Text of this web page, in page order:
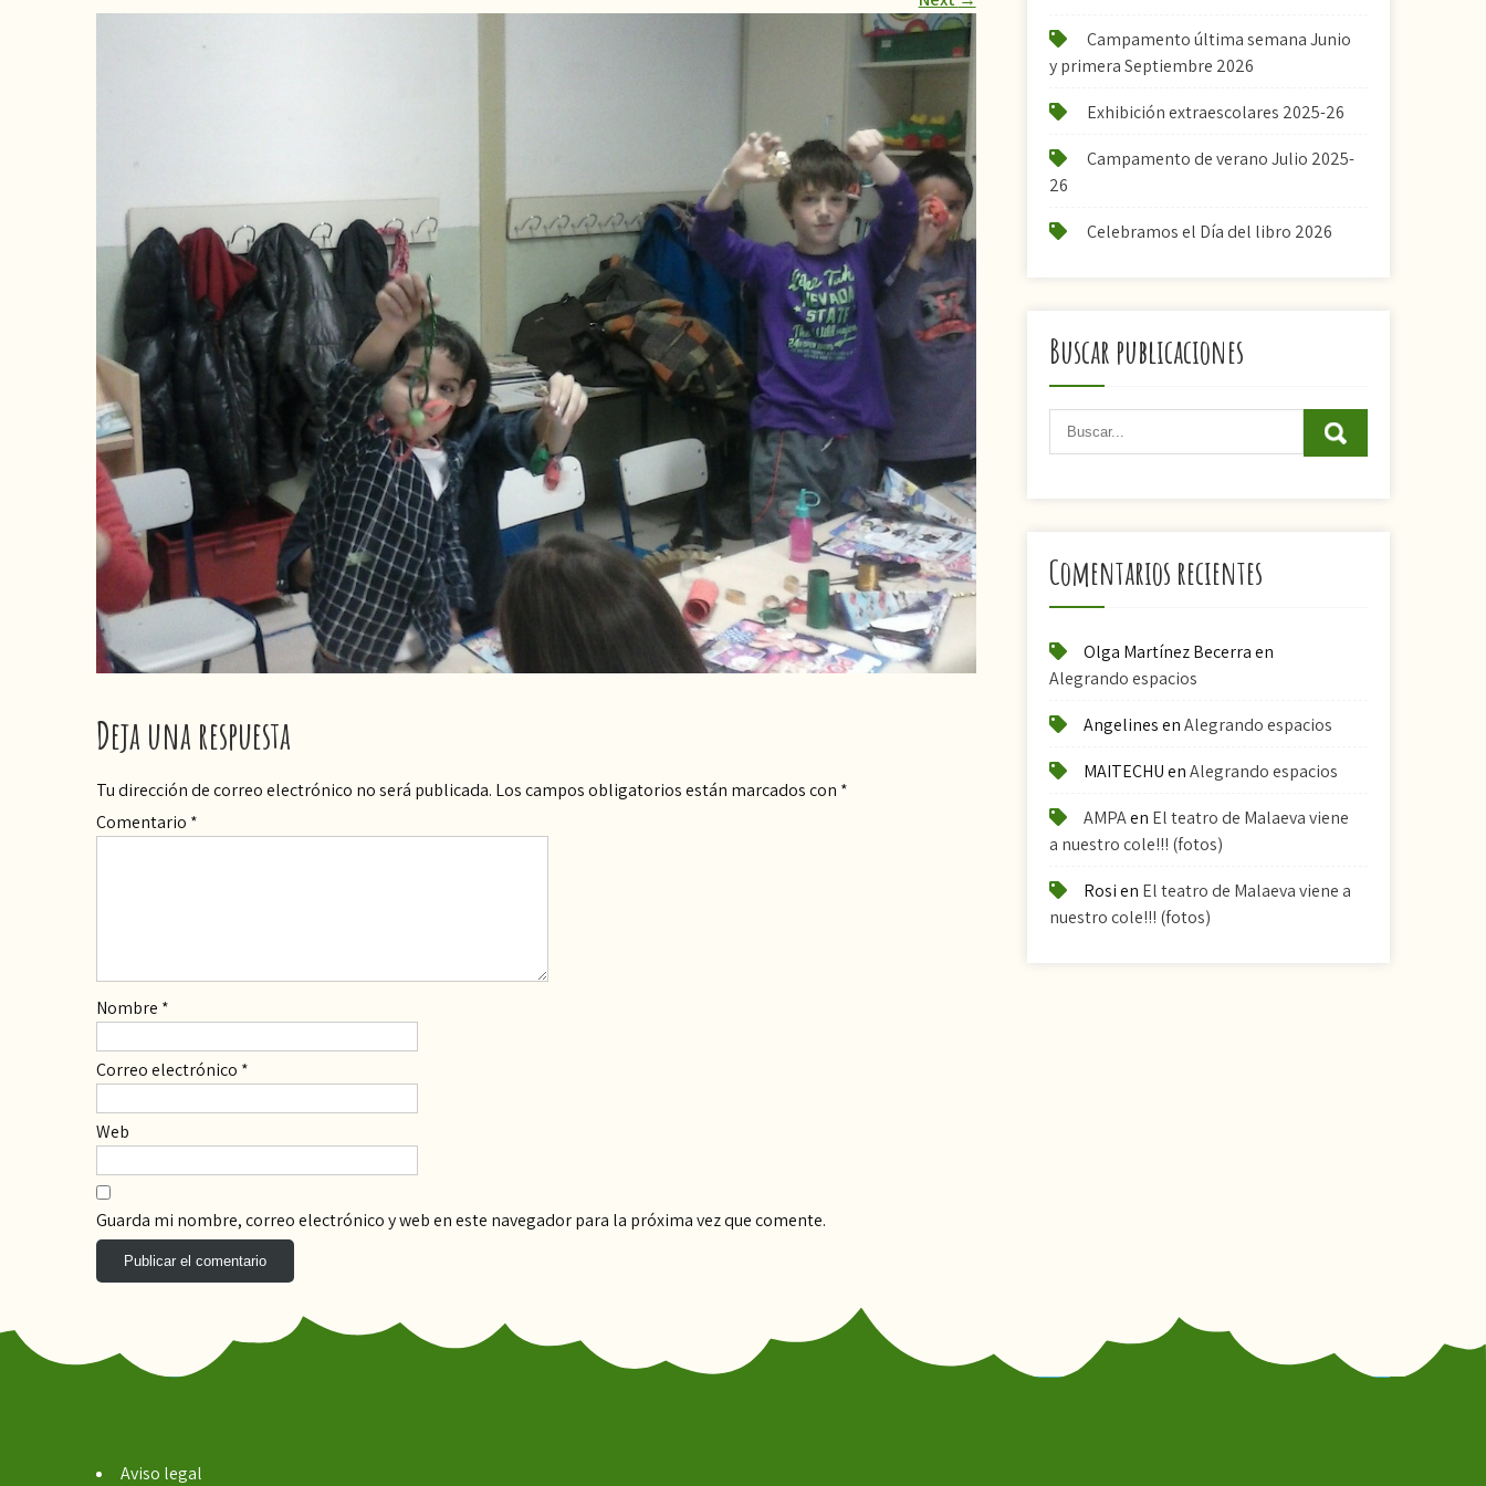
Deja una respuesta
Tu dirección de correo electrónico no será publicada. Los campos obligatorios están marcados con *
Comentario *
Nombre *
Correo electrónico *
Web
Guarda mi nombre, correo electrónico y web en este navegador para la próxima vez que comente.
Campamento última semana Junio
y primera Septiembre 2026
Exhibición extraescolares 2025-26
Campamento de verano Julio 2025-
26
Celebramos el Día del libro 2026
Buscar publicaciones
Comentarios recientes
Olga Martínez Becerraen
Alegrando espacios
AngelinesenAlegrando espacios
MAITECHUenAlegrando espacios
AMPAen El teatro de Malaeva viene
a nuestro cole!!! (fotos)
Rosien El teatro de Malaeva viene a
nuestro cole!!! (fotos)
Aviso legal